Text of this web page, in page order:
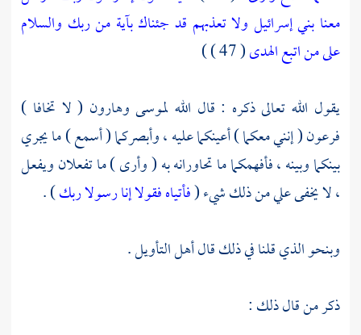
معنا بني إسرائيل ولا تعذبهم قد جئناك بآية من ربك والسلام
على من اتبع الهدى( 47 ) )
يقول الله تعالى ذكره : قال الله لموسى وهارون ( لا تخافا )
فرعون( إنني معكما ) أعينكما عليه ، وأبصركما ( أسمع ) ما يجري
بينكما وبينه ، فأفهمكما ما تحاورانه به ( وأرى ) ما تفعلان ويفعل
، لا يخفى علي من ذلك شيء (فأتياه فقولا إنا رسولا ربك) .
وبنحو الذي قلنا في ذلك قال أهل التأويل .
ذكر من قال ذلك :